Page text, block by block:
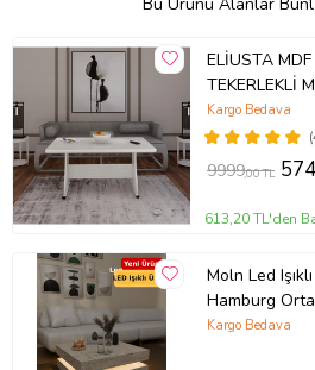
ELİUSTA
TEKERLEKLİ
(Beyaz)
Kargo Bedava
9999,00 TL
613,20 TL'den
Moln Led
Hamburg
Dekor Sehpa
Kargo Bedava